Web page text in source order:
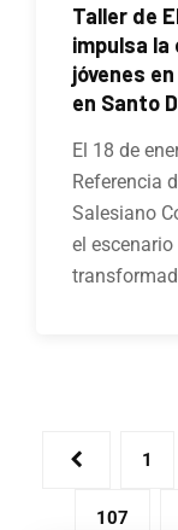
Taller de
impulsa
jóvenes
en Santo
El 18 de
Referencia
Salesiano
el
1
107